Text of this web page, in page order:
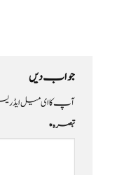
جواب دیں
آپ کا ای میل
تبصرہ*